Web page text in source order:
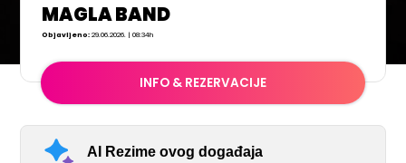
MAGLA BAND
Objavljeno:29.06.2026. | 08:34h
INFO & REZERVACIJE
AI Rezime ovog događaja